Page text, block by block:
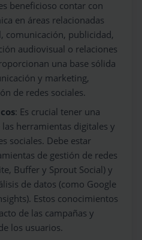
beneficioso contar con
en áreas relacionadas
comunicación, publicidad,
audiovisual o relaciones
una base sólida
y marketing,
de redes sociales.
: Es crucial tener una
herramientas digitales y
sociales. Debe estar
de gestión de redes
Buffer y Sprout Social) y
de datos (como Google
Estos conocimientos
de las campañas y
los usuarios.